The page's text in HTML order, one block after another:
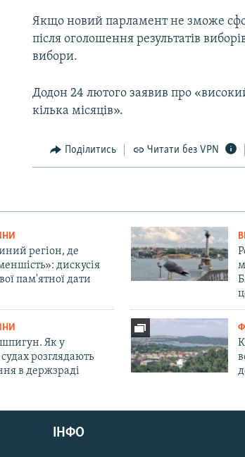
Якщо новий парламент не зможе
після оголошення результатів
вибори.
Додон 24 лютого заявив про
кілька місяців».
Поділитись Читати без VPN
регіон, де
дискусія
пам'ятної дати
Як у
розглядають
в держзраді
ІНФО